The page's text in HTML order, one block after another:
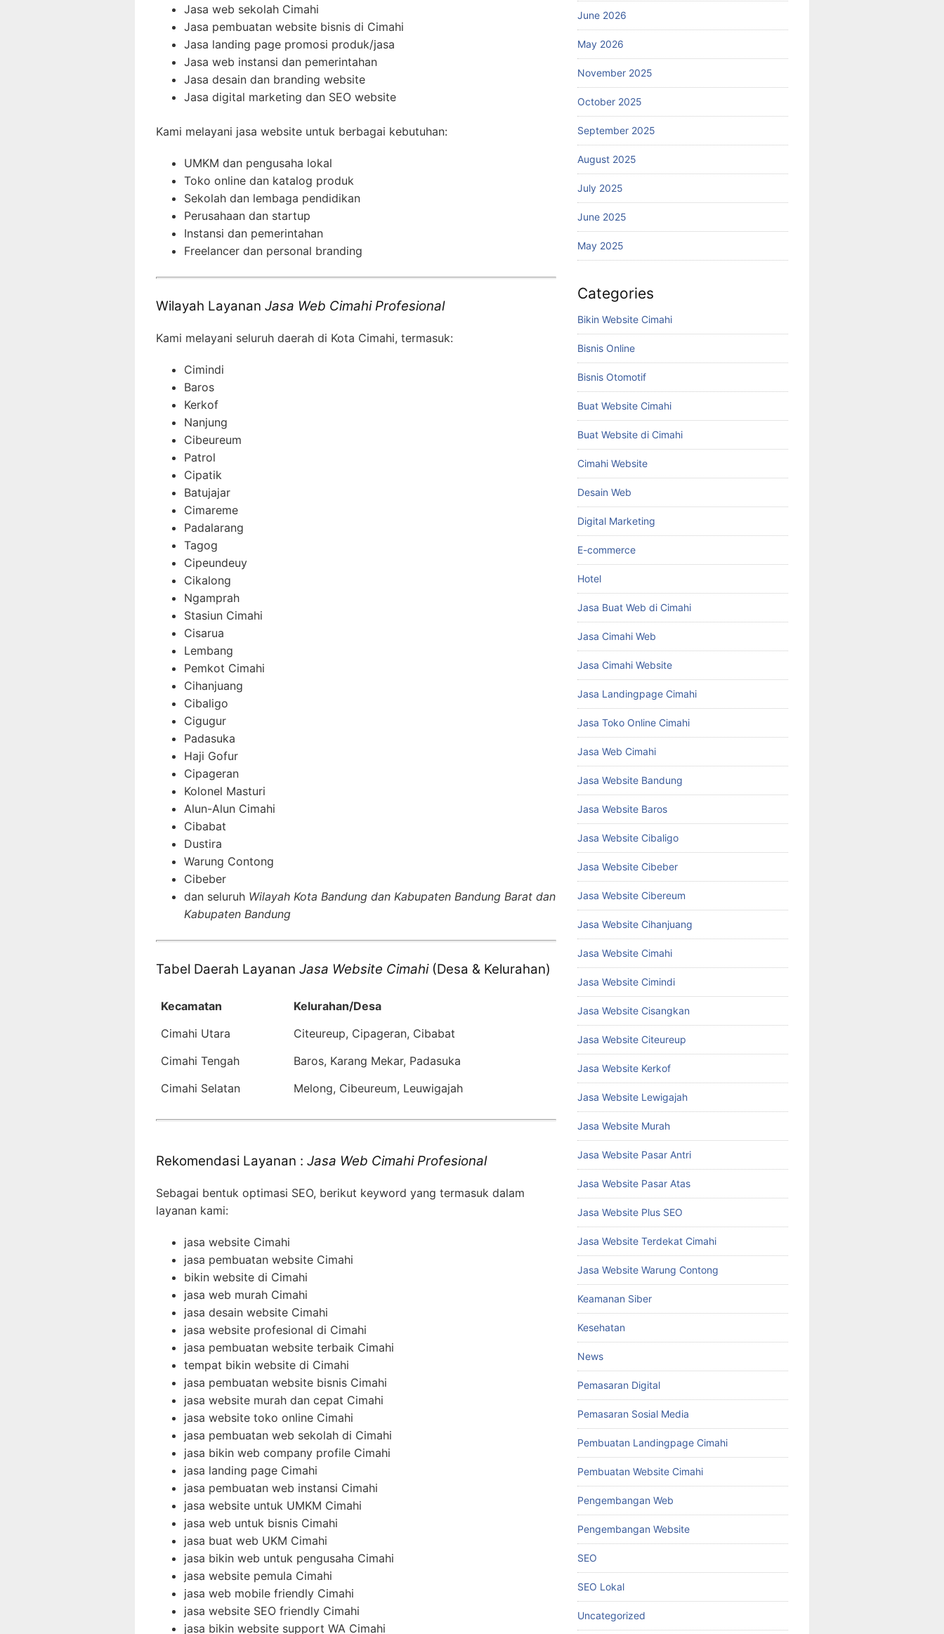
Jasa web sekolah Cimahi
Jasa pembuatan website bisnis di Cimahi
Jasa landing page promosi produk/jasa
Jasa web instansi dan pemerintahan
Jasa desain dan branding website
Jasa digital marketing dan SEO website
Kami melayani jasa website untuk berbagai kebutuhan:
UMKM dan pengusaha lokal
Toko online dan katalog produk
Sekolah dan lembaga pendidikan
Perusahaan dan startup
Instansi dan pemerintahan
Freelancer dan personal branding
Wilayah Layanan Jasa Web Cimahi Profesional
Kami melayani seluruh daerah di Kota Cimahi, termasuk:
Cimindi
Baros
Kerkof
Nanjung
Cibeureum
Patrol
Cipatik
Batujajar
Cimareme
Padalarang
Tagog
Cipeundeuy
Cikalong
Ngamprah
Stasiun Cimahi
Cisarua
Lembang
Pemkot Cimahi
Cihanjuang
Cibaligo
Cigugur
Padasuka
Haji Gofur
Cipageran
Kolonel Masturi
Alun-Alun Cimahi
Cibabat
Dustira
Warung Contong
Cibeber
dan seluruh Wilayah Kota Bandung dan Kabupaten Bandung Barat dan
Kabupaten Bandung
Tabel Daerah Layanan Jasa Website Cimahi(Desa & Kelurahan)
Kecamatan
Kelurahan/Desa
Cimahi Utara
Citeureup, Cipageran, Cibabat
Cimahi Tengah
Baros, Karang Mekar, Padasuka
Cimahi Selatan
Melong, Cibeureum, Leuwigajah
Rekomendasi Layanan : Jasa Web Cimahi Profesional
Sebagai bentuk optimasi SEO, berikut keyword yang termasuk dalam
layanan kami:
jasa website Cimahi
jasa pembuatan website Cimahi
bikin website di Cimahi
jasa web murah Cimahi
jasa desain website Cimahi
jasa website profesional di Cimahi
jasa pembuatan website terbaik Cimahi
tempat bikin website di Cimahi
jasa pembuatan website bisnis Cimahi
jasa website murah dan cepat Cimahi
jasa website toko online Cimahi
jasa pembuatan web sekolah di Cimahi
jasa bikin web company profile Cimahi
jasa landing page Cimahi
jasa pembuatan web instansi Cimahi
jasa website untuk UMKM Cimahi
jasa web untuk bisnis Cimahi
jasa buat web UKM Cimahi
jasa bikin web untuk pengusaha Cimahi
jasa website pemula Cimahi
jasa web mobile friendly Cimahi
jasa website SEO friendly Cimahi
jasa bikin website support WA Cimahi
June 2026
May 2026
November 2025
October 2025
September 2025
August 2025
July 2025
June 2025
May 2025
Categories
Bikin Website Cimahi
Bisnis Online
Bisnis Otomotif
Buat Website Cimahi
Buat Website di Cimahi
Cimahi Website
Desain Web
Digital Marketing
E-commerce
Hotel
Jasa Buat Web di Cimahi
Jasa Cimahi Web
Jasa Cimahi Website
Jasa Landingpage Cimahi
Jasa Toko Online Cimahi
Jasa Web Cimahi
Jasa Website Bandung
Jasa Website Baros
Jasa Website Cibaligo
Jasa Website Cibeber
Jasa Website Cibereum
Jasa Website Cihanjuang
Jasa Website Cimahi
Jasa Website Cimindi
Jasa Website Cisangkan
Jasa Website Citeureup
Jasa Website Kerkof
Jasa Website Lewigajah
Jasa Website Murah
Jasa Website Pasar Antri
Jasa Website Pasar Atas
Jasa Website Plus SEO
Jasa Website Terdekat Cimahi
Jasa Website Warung Contong
Keamanan Siber
Kesehatan
News
Pemasaran Digital
Pemasaran Sosial Media
Pembuatan Landingpage Cimahi
Pembuatan Website Cimahi
Pengembangan Web
Pengembangan Website
SEO
SEO Lokal
Uncategorized